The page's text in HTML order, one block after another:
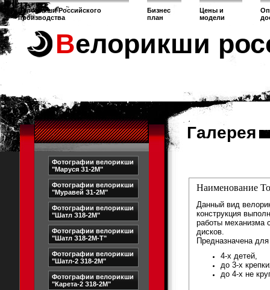
Велорикши Российского
производства
Бизнес
план
Цены и
модели
Велорикши
Фотографии велорикши
"Маруся З1-2М"
Фотографии велорикши
"Муравей З1-2М"
Фотографии велорикши
"Шатл З18-2М"
Фотографии велорикши
"Шатл З18-2М-Т"
Фотографии велорикши
"Шатл-2 З18-2М"
Фотографии велорикши
"Карета-2 З18-2М"
Галерея
Наименование
Данный вид
конструкция
работы механизма
дисков.
Предназначена для
4-х детей,
до 3-х
до 4-х не